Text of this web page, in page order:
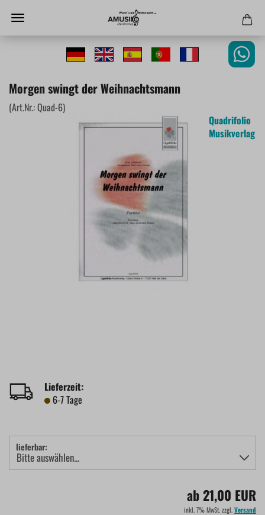
Morgen swingt der Weihnachtsmann
(Art.Nr.:Quad-6)
Quadrifolio
Musikverlag
Lieferzeit:
6-7 Tage
lieferbar:
ab 21,00 EUR
inkl. 7% MwSt. zzgl.Versand